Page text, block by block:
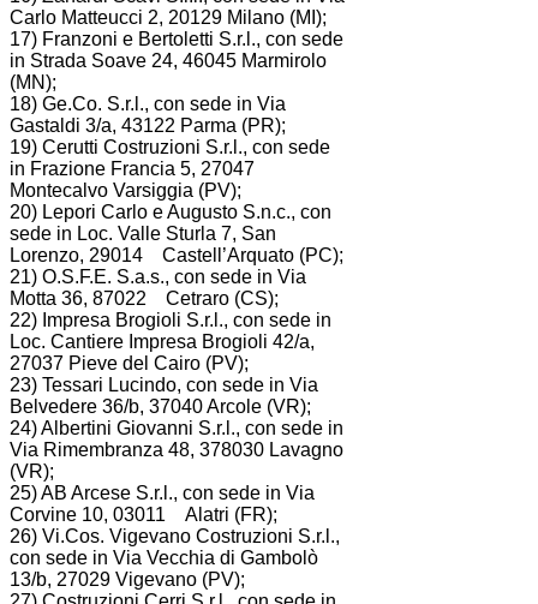
Carlo Matteucci 2, 20129 Milano (MI);
17) Franzoni e Bertoletti S.r.l., con sede
in Strada Soave 24, 46045 Marmirolo
(MN);
18) Ge.Co. S.r.l., con sede in Via
Gastaldi 3/a, 43122 Parma (PR);
19) Cerutti Costruzioni S.r.l., con sede
in Frazione Francia 5, 27047
Montecalvo Varsiggia (PV);
20) Lepori Carlo e Augusto S.n.c., con
sede in Loc. Valle Sturla 7, San
Lorenzo, 29014 Castell’Arquato (PC);
21) O.S.F.E. S.a.s., con sede in Via
Motta 36, 87022 Cetraro (CS);
22) Impresa Brogioli S.r.l., con sede in
Loc. Cantiere Impresa Brogioli 42/a,
27037 Pieve del Cairo (PV);
23) Tessari Lucindo, con sede in Via
Belvedere 36/b, 37040 Arcole (VR);
24) Albertini Giovanni S.r.l., con sede in
Via Rimembranza 48, 378030 Lavagno
(VR);
25) AB Arcese S.r.l., con sede in Via
Corvine 10, 03011 Alatri (FR);
26) Vi.Cos. Vigevano Costruzioni S.r.l.,
con sede in Via Vecchia di Gambolò
13/b, 27029 Vigevano (PV);